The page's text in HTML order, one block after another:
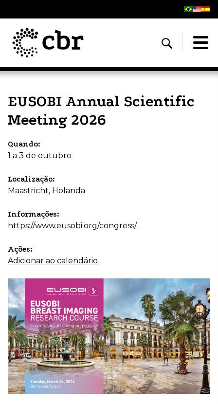
EUSOBI Annual Scientific
Meeting 2026
Quando:
1 a 3 de outubro
Localização:
Maastricht, Holanda
Informações:
https://www.eusobi.org/congress/
Ações:
Adicionar ao calendário